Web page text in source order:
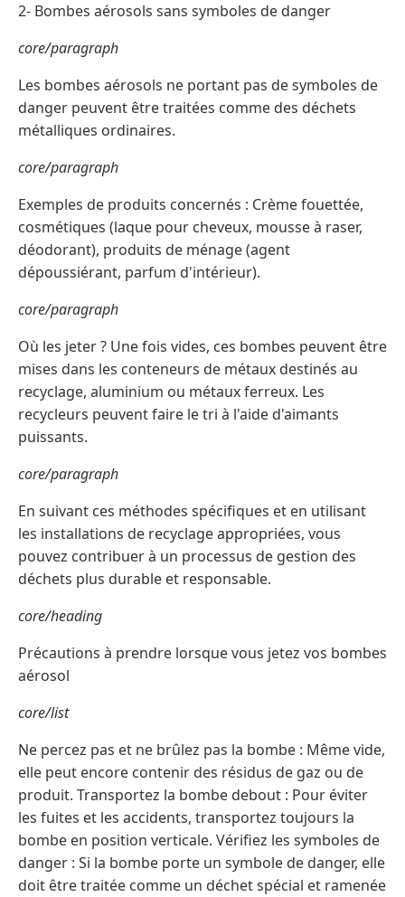
2- Bombes aérosols sans symboles de danger
core/paragraph
Les bombes aérosols ne portant pas de symboles de
danger peuvent être traitées comme des déchets
métalliques ordinaires.
core/paragraph
Exemples de produits concernés : Crème fouettée,
cosmétiques (laque pour cheveux, mousse à raser,
déodorant), produits de ménage (agent
dépoussiérant, parfum d'intérieur).
core/paragraph
Où les jeter ? Une fois vides, ces bombes peuvent être
mises dans les conteneurs de métaux destinés au
recyclage, aluminium ou métaux ferreux. Les
recycleurs peuvent faire le tri à l'aide d'aimants
puissants.
core/paragraph
En suivant ces méthodes spécifiques et en utilisant
les installations de recyclage appropriées, vous
pouvez contribuer à un processus de gestion des
déchets plus durable et responsable.
core/heading
Précautions à prendre lorsque vous jetez vos bombes
aérosol
core/list
Ne percez pas et ne brûlez pas la bombe : Même vide,
elle peut encore contenir des résidus de gaz ou de
produit. Transportez la bombe debout : Pour éviter
les fuites et les accidents, transportez toujours la
bombe en position verticale. Vérifiez les symboles de
danger : Si la bombe porte un symbole de danger, elle
doit être traitée comme un déchet spécial et ramenée